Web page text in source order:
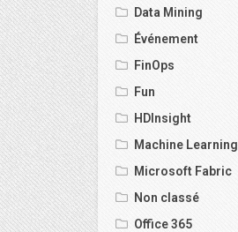
Data Mining
Événement
FinOps
Fun
HDInsight
Machine Learning
Microsoft Fabric
Non classé
Office 365